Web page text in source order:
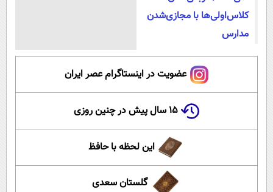
کلاس‌اولی‌ها با مجازی‌شدن
مدارس
عضویت در اینستاگرام عصر ایران
۱۵ سال پیش در چنین روزی
این لحظه با حافظ
گلستان سعدی